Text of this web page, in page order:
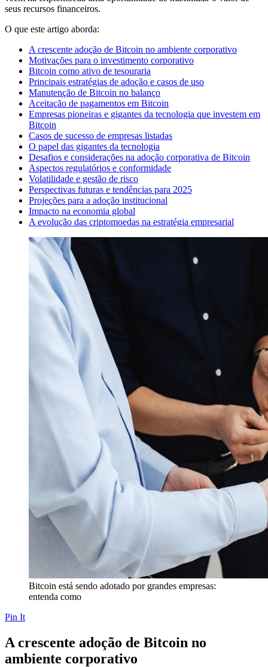
seus recursos financeiros.
O que este artigo aborda:
A crescente adoção de Bitcoin no ambiente corporativo
Motivações para o investimento corporativo
Bitcoin como ativo de tesouraria
Principais estratégias de adoção e casos de uso
Manutenção de Bitcoin no balanço
Aceitação de pagamentos em Bitcoin
Empresas pioneiras e gigantes da tecnologia que investem em
Bitcoin
Casos de sucesso de empresas listadas
O papel das gigantes da tecnologia
Desafios e considerações na adoção corporativa de Bitcoin
Aspectos regulatórios e conformidade
Volatilidade e gestão de risco
Perspectivas futuras e tendências para 2025
Projeções para a adoção institucional
Impacto na economia global
A evolução das criptomoedas na estratégia empresarial
Bitcoin está sendo adotado por grandes empresas:
entenda como
Pin It
A crescente adoção de Bitcoin no
ambiente corporativo